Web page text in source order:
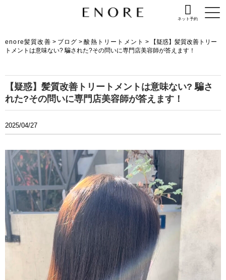
ネット予約
enore髪質改善 > ブログ >酸熱トリートメント >
【疑惑】髪質改善トリー
トメントは意味ない? 騙された?その問いに専門店美容師が答えます！
【疑惑】髪質改善トリートメントは意味ない? 騙さ
れた?その問いに専門店美容師が答えます！
2025/04/27